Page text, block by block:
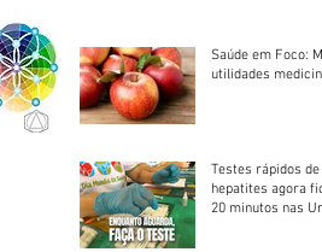
Saúde em Foco:
utilidades
Testes rápidos
hepatites agora
20 minutos nas